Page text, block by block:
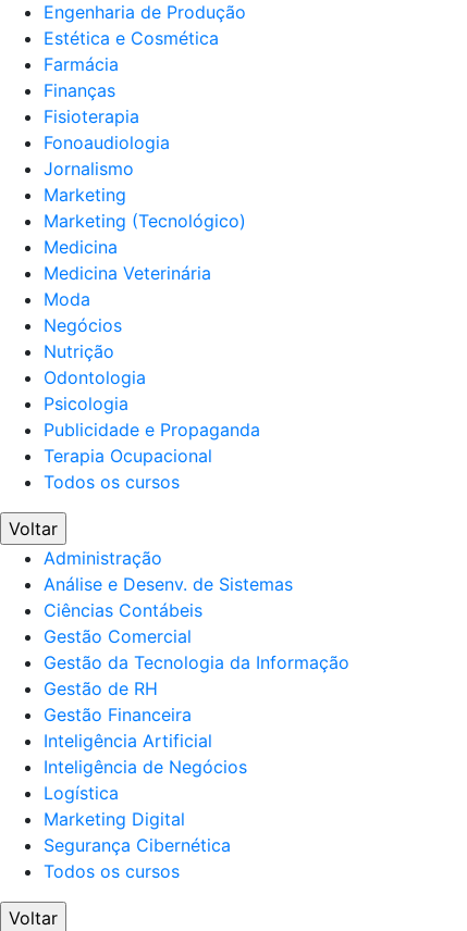
Engenharia de Produção
Estética e Cosmética
Farmácia
Finanças
Fisioterapia
Fonoaudiologia
Jornalismo
Marketing
Marketing (Tecnológico)
Medicina
Medicina Veterinária
Moda
Negócios
Nutrição
Odontologia
Psicologia
Publicidade e Propaganda
Terapia Ocupacional
Todos os cursos
Voltar
Administração
Análise e Desenv. de Sistemas
Ciências Contábeis
Gestão Comercial
Gestão da Tecnologia da Informação
Gestão de RH
Gestão Financeira
Inteligência Artificial
Inteligência de Negócios
Logística
Marketing Digital
Segurança Cibernética
Todos os cursos
Voltar